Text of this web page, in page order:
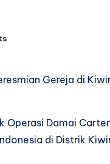
Gereja di
Operasi Damai
di Distrik